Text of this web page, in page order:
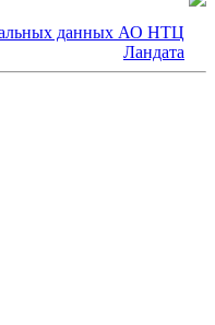
данных АО НТЦ
Ландата